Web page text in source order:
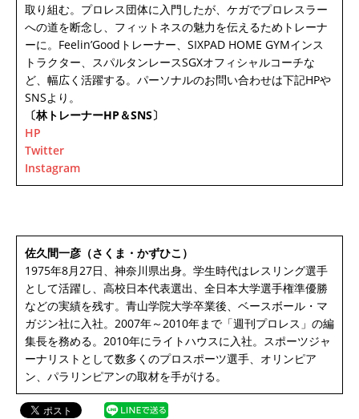
取り組む。プロレス団体に入門したが、ケガでプロレスラー
への道を断念し、フィットネスの魅力を伝えるためトレーナ
ーに。Feelin’Goodトレーナー、SIXPAD HOME GYMインス
トラクター、スパルタンレースSGXオフィシャルコーチな
ど、幅広く活躍する。パーソナルのお問い合わせは下記HPや
SNSより。
〔林トレーナーHP＆SNS〕
HP
Twitter
Instagram
佐久間一彦（さくま・かずひこ）
1975年8月27日、神奈川県出身。学生時代はレスリング選手
として活躍し、高校日本代表選出、全日本大学選手権準優勝
などの実績を残す。青山学院大学卒業後、ベースボール・マ
ガジン社に入社。2007年～2010年まで「週刊プロレス」の編
集長を務める。2010年にライトハウスに入社。スポーツジャ
ーナリストとして数多くのプロスポーツ選手、オリンピア
ン、パラリンピアンの取材を手がける。